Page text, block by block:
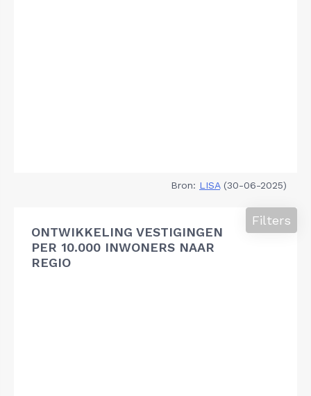
Bron: LISA(30-06-2025)
ONTWIKKELING VESTIGINGEN
PER 10.000 INWONERS NAAR
REGIO
Filters